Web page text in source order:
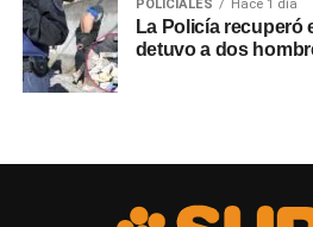
POLICIALES Hace 1 día
La Policía recuperó
detuvo a dos